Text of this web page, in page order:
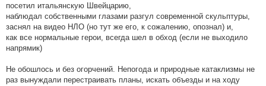
посетил итальянскую Швейцарию,
наблюдал собственными глазами разгул современной скульптуры,
заснял на видео НЛО (но тут же его, к сожалению, опознал) и,
как все нормальные герои, всегда шел в обход (если не выходило
напрямик)
Не обошлось и без огорчений. Непогода и природные катаклизмы не
раз вынуждали перестраивать планы, искать объезды и на ходу